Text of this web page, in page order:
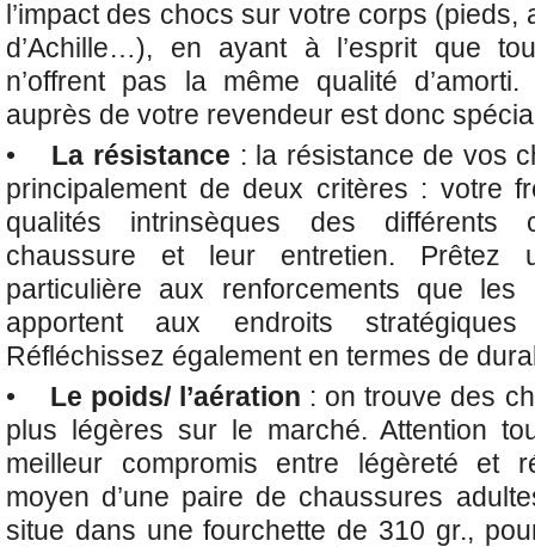
l’impact des chocs sur votre corps (pieds,
d’Achille…), en ayant à l’esprit que
n’offrent pas la même qualité
auprès de votre revendeur est donc
• La résistance : la résistance de vos
principalement de deux critères : votre
qualités intrinsèques des différents
chaussure et leur entretien. Prêtez
particulière aux renforcements que les
apportent aux endroits stratégiques
Réfléchissez également en termes de
• Le poids/ l’aération : on trouve des
plus légères sur le marché. Attention
meilleur compromis entre légèreté et
moyen d’une paire de chaussures
situe dans une fourchette de 310 gr.,